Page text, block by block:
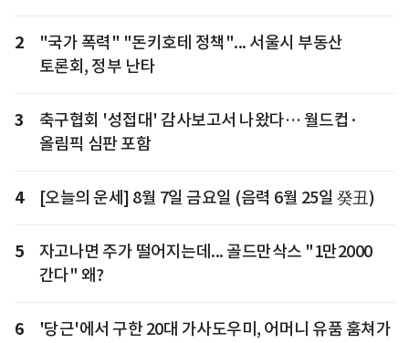
2
"국가 폭력" "돈키호테 정책"... 서울시 부동산
토론회, 정부 난타
3
축구협회 '성접대' 감사보고서 나왔다… 월드컵·
올림픽 심판 포함
4 [오늘의 운세] 8월 7일 금요일 (음력 6월 25일 癸丑)
5
자고나면 주가 떨어지는데... 골드만삭스 "1만2000
간다" 왜?
6 '당근'에서 구한 20대 가사도우미, 어머니 유품 훔쳐가